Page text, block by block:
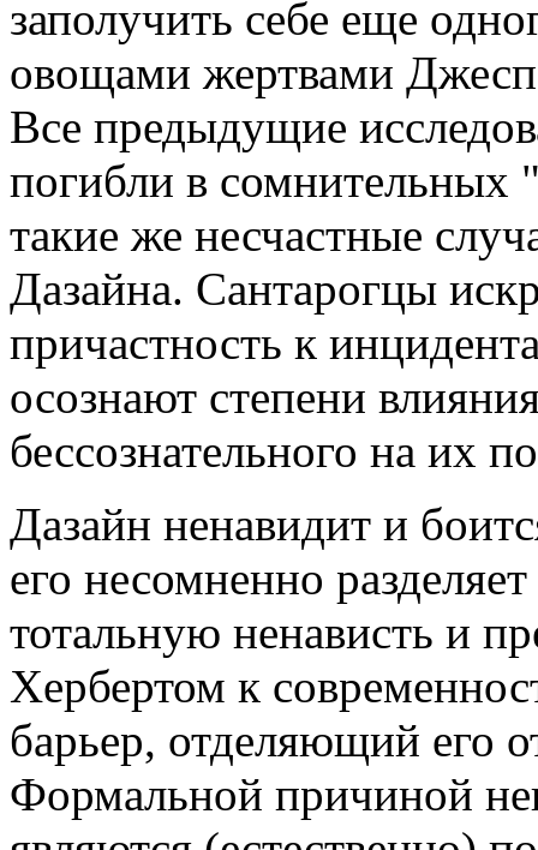
заполучить себе еще
овощами жертвами
Все предыдущие
погибли в сомнительных
такие же несчастные
Дазайна. Сантарогцы
причастность к
осознают степени
бессознательного на их
Дазайн ненавидит и
его несомненно
тотальную ненависть и
Хербертом к
барьер, отделяющий его
Формальной причиной